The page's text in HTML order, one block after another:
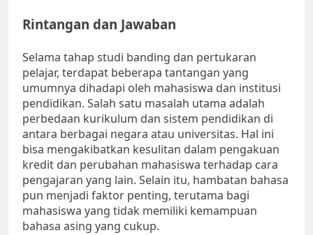
Rintangan dan Jawaban
Selama tahap studi banding dan pertukaran
pelajar, terdapat beberapa tantangan yang
umumnya dihadapi oleh mahasiswa dan institusi
pendidikan. Salah satu masalah utama adalah
perbedaan kurikulum dan sistem pendidikan di
antara berbagai negara atau universitas. Hal ini
bisa mengakibatkan kesulitan dalam pengakuan
kredit dan perubahan mahasiswa terhadap cara
pengajaran yang lain. Selain itu, hambatan bahasa
pun menjadi faktor penting, terutama bagi
mahasiswa yang tidak memiliki kemampuan
bahasa asing yang cukup.